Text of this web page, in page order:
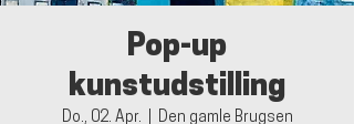
Pop-up
kunstudstilling
Do., 02. Apr. Den gamle Brugsen